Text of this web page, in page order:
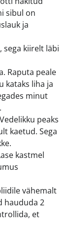
sibul on
ja
sega kiirelt läbi
Raputa peale
kataks liha ja
minut
peaks
kaetud. Sega
kastmel
vähemalt
haududa 2
et